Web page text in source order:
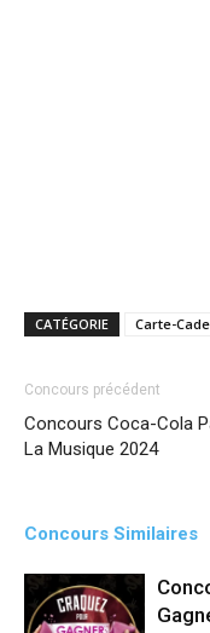
CATÉGORIE Carte-
Concours précédent
Concours Coca-Cola
La Musique 2024
Concours Similaires